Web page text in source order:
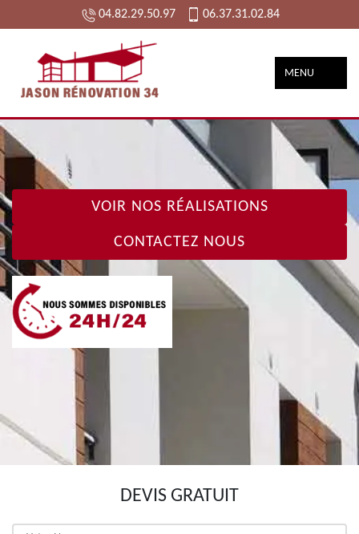
04.82.29.50.97 06.37.31.02.84
MENU
VOIR NOS RÉALISATIONS
CONTACTEZ NOUS
DEVIS GRATUIT